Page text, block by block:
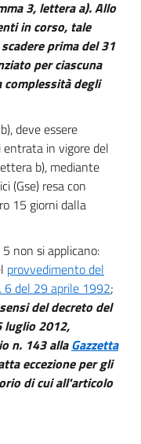
3, lettera a). Allo
in corso, tale
prima del 31
per ciascuna
degli
deve essere
in vigore del
b), mediante
(Gse) resa con
15 giorni dalla
non si applicano:
provvedimento del
6 del 29 aprile 1992;
del decreto del
luglio 2012,
n. 143 allaGazzetta
eccezione per gli
di cui all'articolo